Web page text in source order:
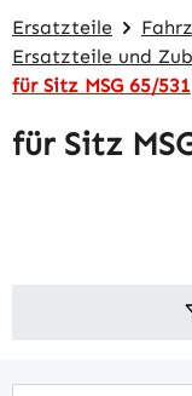
Ersatzteile
Ersatzteile und
für Sitz MSG 65/531
für Sitz